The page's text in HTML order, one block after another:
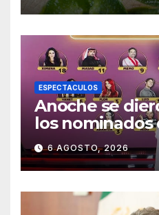
ESPECTACULOS
Anoche se
los nominados
los Famosos
la segunda
6 AGOSTO, 2026